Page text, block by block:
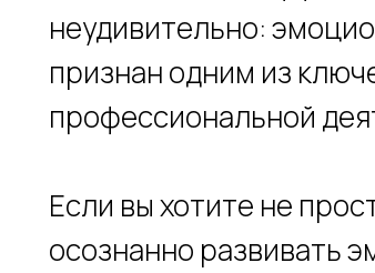
неудивительно:
признан одним из
профессиональной
Если вы хотите не
осознанно развивать